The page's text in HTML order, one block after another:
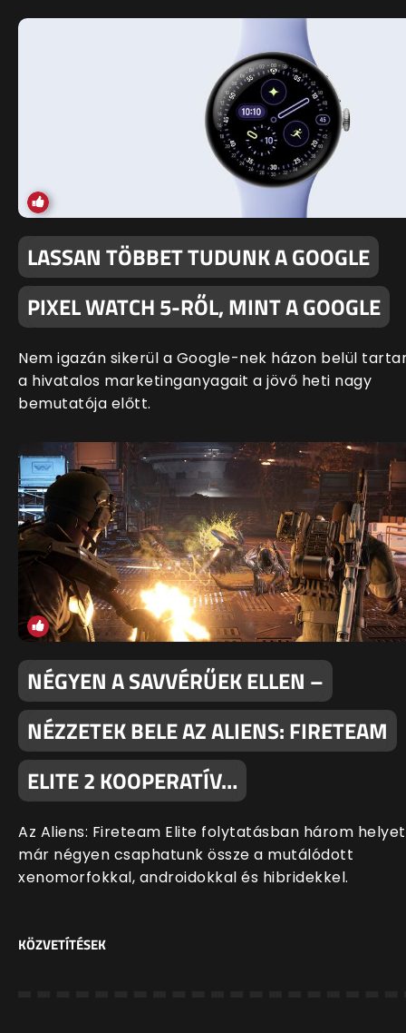
LASSAN TÖBBET TUDUNK A GOOGLE
PIXEL WATCH 5-RŐL, MINT A GOOGLE
Nem igazán sikerül a Google-nek házon belül
a hivatalos marketinganyagait a jövő heti nagy
bemutatója előtt.
NÉGYEN A SAVVÉRŰEK ELLEN –
NÉZZETEK BELE AZ ALIENS: FIRETEAM
ELITE 2 KOOPERATÍV…
Az Aliens: Fireteam Elite folytatásban három
már négyen csaphatunk össze a mutálódott
xenomorfokkal, androidokkal és hibridekkel.
KÖZVETÍTÉSEK